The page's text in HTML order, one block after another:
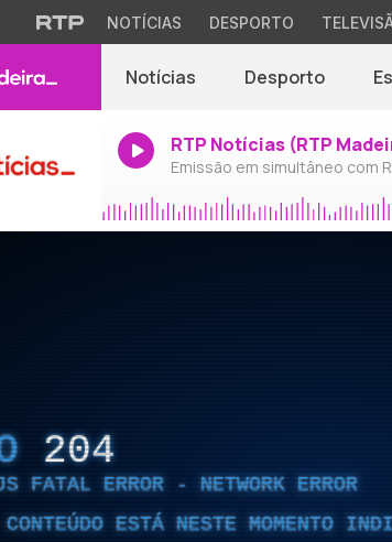
NOTÍCIAS DESPORTO
Notícias Desporto
RTP Notícias (RTP
Emissão em simultâneo com
204
FATAL ERROR - NETWORK ERROR
ESTÁ NESTE MOMENTO